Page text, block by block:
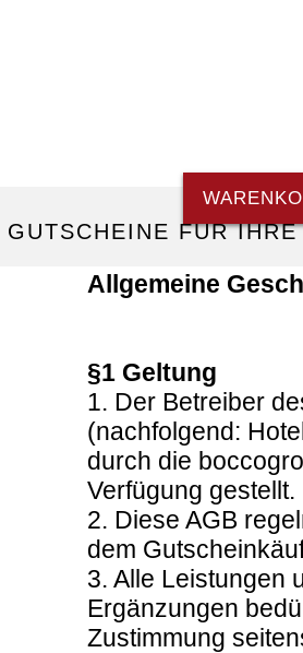
GUTSCHEINE FÜR
Allgemeine
§1 Geltung
1. Der Betreiber
(nachfolgend:
durch die
Verfügung gestellt.
2. Diese AGB
dem
3. Alle Leistungen
Ergänzungen
Zustimmung